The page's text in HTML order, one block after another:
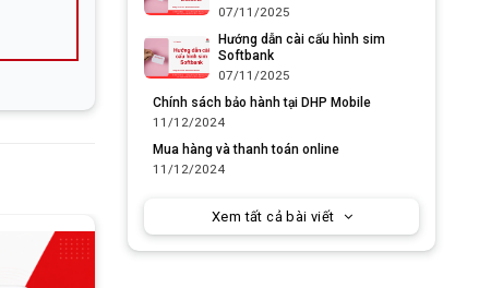
07/11/2025
Hướng dẫn cài cấu hình sim
Softbank
07/11/2025
Chính sách bảo hành tại DHP Mobile
11/12/2024
Mua hàng và thanh toán online
11/12/2024
Xem tất cả bài viết